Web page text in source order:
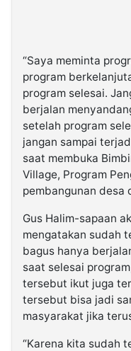
“Saya meminta
program
program selesai.
berjalan
setelah program
jangan sampai
saat membuka
Village, Program
pembangunan desa
Gus Halim-sapaan
mengatakan sudah
bagus hanya
saat selesai
tersebut ikut juga
tersebut bisa jadi
masyarakat jika
“Karena kita sudah